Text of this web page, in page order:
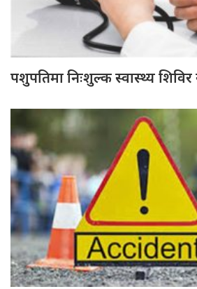
पशुपतिमा निःशुल्क स्वास्थ्य